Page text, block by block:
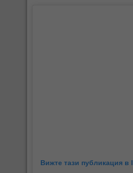
Вижте тази публикация в